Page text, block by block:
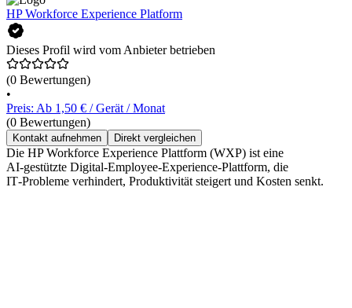
HP Workforce Experience Platform
Dieses Profil wird vom Anbieter betrieben
(0 Bewertungen)
•
Preis: Ab 1,50 € / Gerät / Monat
(0 Bewertungen)
Kontakt aufnehmen Direkt vergleichen
Die HP Workforce Experience Plattform (WXP) ist eine
AI‑gestützte Digital‑Employee‑Experience‑Plattform, die
IT‑Probleme verhindert, Produktivität steigert und Kosten senkt.